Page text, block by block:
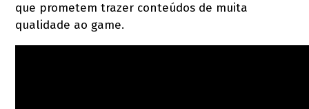
que prometem trazer conteúdos de muita
qualidade ao game.